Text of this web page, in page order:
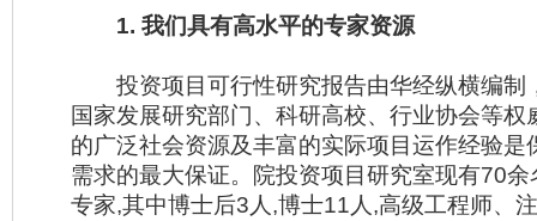
1. 我们具有高水平的专家资源
投资项目可行性研究报告由华经纵横编制
国家发展研究部门、科研高校、行业协会等权
的广泛社会资源及丰富的实际项目运作经验是
需求的最大保证。院投资项目研究室现有70
专家,其中博士后3人,博士11人,高级工程师、